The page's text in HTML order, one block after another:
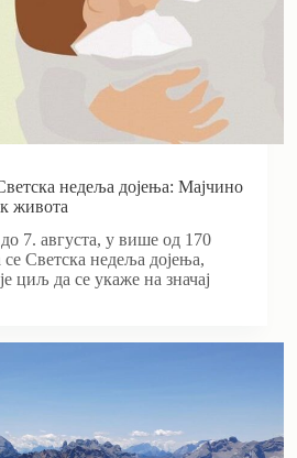
недеља дојења: Мајчино
живота
7. августа, у више од 170
Светска недеља дојења,
циљ да се укаже на значај